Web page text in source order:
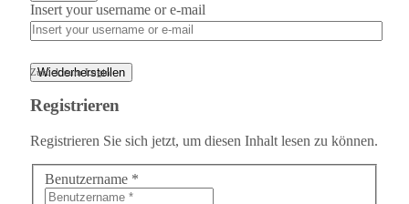
Insert your username or e-mail
Zurück zum Login
Wiederherstellen
Registrieren
Registrieren Sie sich jetzt, um diesen Inhalt lesen zu können.
Benutzername *